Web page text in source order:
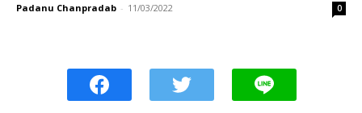
Padanu Chanpradab - 11/03/2022 0